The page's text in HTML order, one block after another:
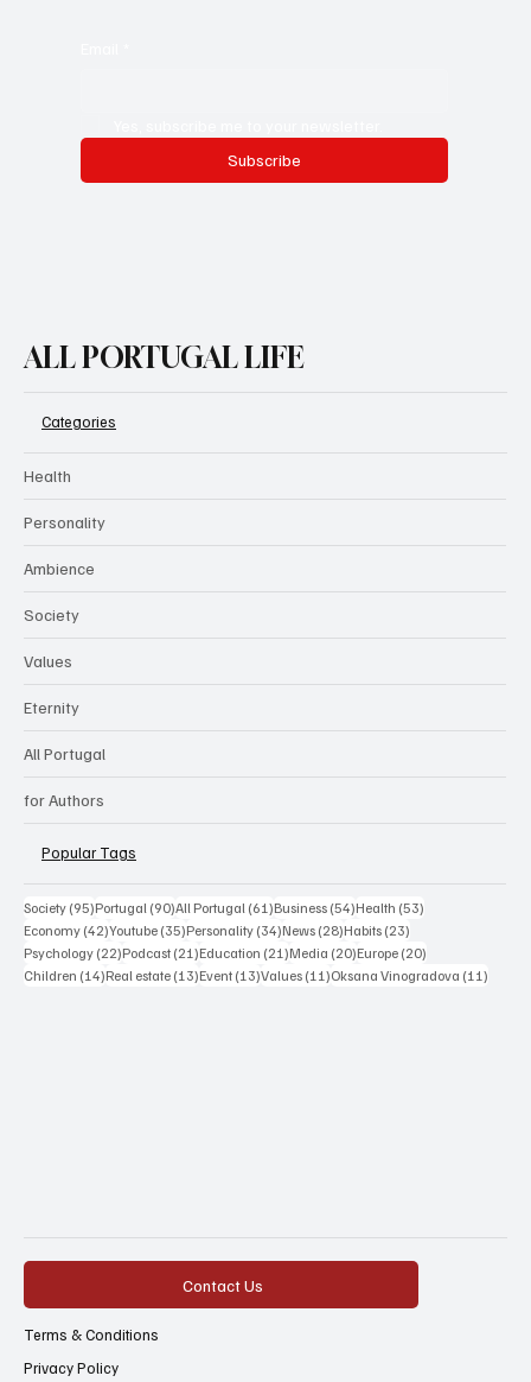
Subscribe
ALL PORTUGAL LIFE
Categories
Health
Personality
Ambience
Society
Values
Eternity
All Portugal
for Authors
Popular Tags
Society (95)95 posts
Portugal (90)90 posts
All Portugal (61)61 posts
Business (54)54 posts
Health (53)
Economy (42)42 posts
Youtube (35)35 posts
Personality (34)34 posts
News (28)28 posts
Habits (23)
Psychology (22)22 posts
Podcast (21)21 posts
Education (21)21 posts
Media (20)20 posts
Europe (20)
Children (14)14 posts
Real estate (13)13 posts
Event (13)13 posts
Values (11)11 posts
Oksana Vinogradova (11)
Contact Us
Terms & Conditions
Privacy Policy